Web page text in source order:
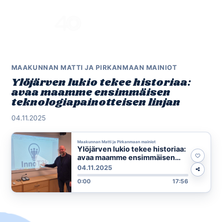
MAAKUNNAN MATTI JA PIRKANMAAN MAINIOT
Ylöjärven lukio tekee historiaa:
avaa maamme ensimmäisen
teknologiapainotteisen linjan
04.11.2025
Maakunnan Matti ja Pirkanmaan mainiot
Ylöjärven lukio tekee historiaa:
avaa maamme ensimmäisen
teknologiapainotteisen linjan
04.11.2025
0:00 17:56